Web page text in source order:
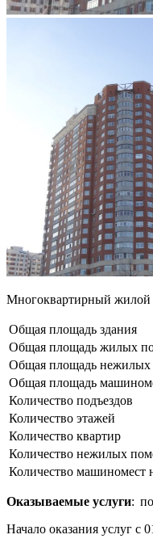
Многоквартирный жилой
Общая площадь здания
Общая площадь жилых
Общая площадь
Общая площадь
Количество подъездов
Количество этажей
Количество квартир
Количество нежилых
Количество машиномест
Оказываемые услуги:
Начало оказания услуг с